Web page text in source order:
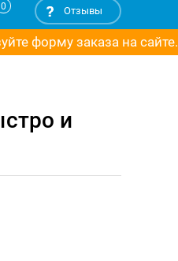
0 Отзывы
форму заказа на сайте.
и